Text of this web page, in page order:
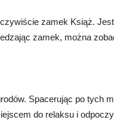
zamek Książ.
zamek, można
Spacerując po tych
do relaksu i